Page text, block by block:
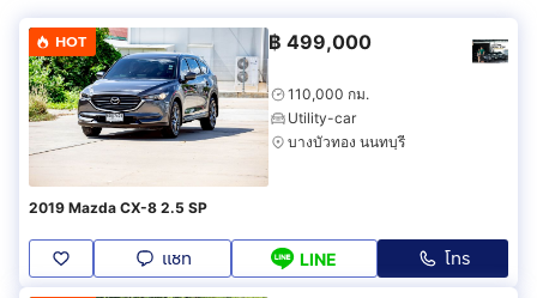
HOT ฿ 499,000
110,000 กม.
Utility-car
บางบัวทอง นนทบุรี
2019 Mazda CX-8 2.5 SP
แชท LINE โทร